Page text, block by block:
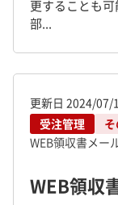
更することも
部...
更新日 2024/07/
受注管理
WEB領収書 メー
WEB領収